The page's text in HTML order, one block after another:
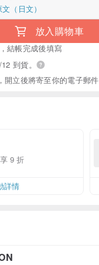
（日文）
放入購物車
，結帳完成後填寫
到貨。
開立後將寄至你的電子郵件
9 折
詳情